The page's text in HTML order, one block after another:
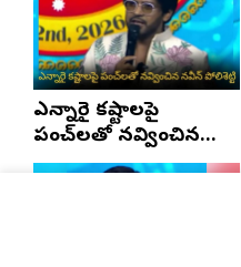
ఎన్నారై కష్టాలపై
పంచ్‌లతో నవ్వించిన
నవీన్ పోలిశెట్టి